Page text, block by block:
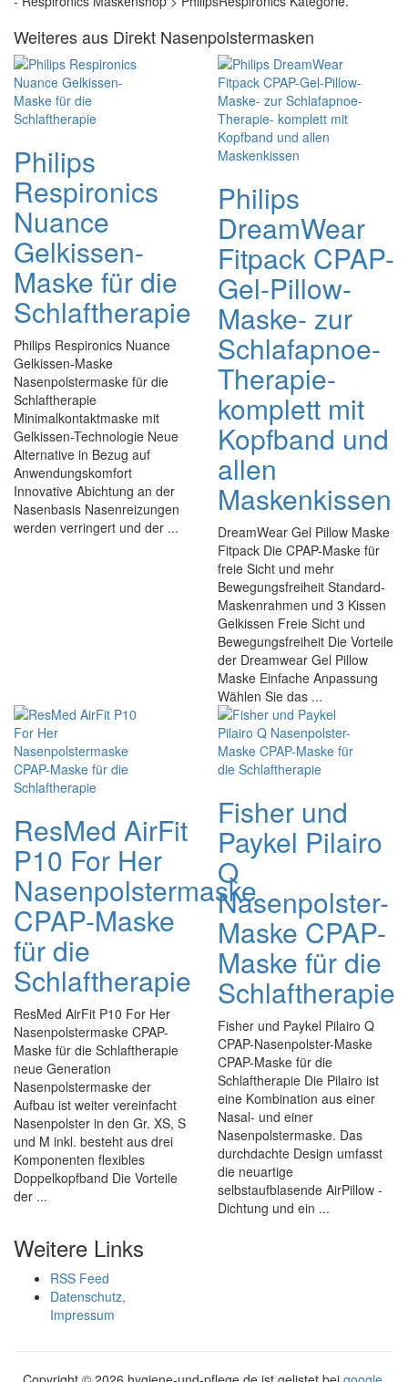
Weiteres aus Direkt Nasenpolstermasken
Philips
Respironics
Nuance
Gelkissen-
Maske für die
Schlaftherapie
Philips Respironics Nuance
Gelkissen-Maske
Nasenpolstermaske für die
Schlaftherapie
Minimalkontaktmaske mit
Gelkissen-Technologie Neue
Alternative in Bezug auf
Anwendungskomfort
Innovative Abichtung an der
Nasenbasis Nasenreizungen
werden verringert und der ...
Philips
DreamWear
Fitpack CPAP-
Gel-Pillow-
Maske- zur
Schlafapnoe-
Therapie-
komplett mit
Kopfband und
allen
Maskenkissen
DreamWear Gel Pillow Maske
Fitpack Die CPAP-Maske für
freie Sicht und mehr
Bewegungsfreiheit Standard-
Maskenrahmen und 3 Kissen
Gelkissen Freie Sicht und
Bewegungsfreiheit Die Vorteile
der Dreamwear Gel Pillow
Maske Einfache Anpassung
Wählen Sie das ...
ResMed AirFit
P10 For Her
Nasenpolstermaske
CPAP-Maske
für die
Schlaftherapie
ResMed AirFit P10 For Her
Nasenpolstermaske CPAP-
Maske für die Schlaftherapie
neue Generation
Nasenpolstermaske der
Aufbau ist weiter vereinfacht
Nasenpolster in den Gr. XS, S
und M inkl. besteht aus drei
Komponenten flexibles
Doppelkopfband Die Vorteile
der ...
Fisher und
Paykel Pilairo
Q
Nasenpolster-
Maske CPAP-
Maske für die
Schlaftherapie
Fisher und Paykel Pilairo Q
CPAP-Nasenpolster-Maske
CPAP-Maske für die
Schlaftherapie Die Pilairo ist
eine Kombination aus einer
Nasal- und einer
Nasenpolstermaske. Das
durchdachte Design umfasst
die neuartige
selbstaufblasende AirPillow -
Dichtung und ein ...
Weitere Links
RSS Feed
Datenschutz,
Impressum